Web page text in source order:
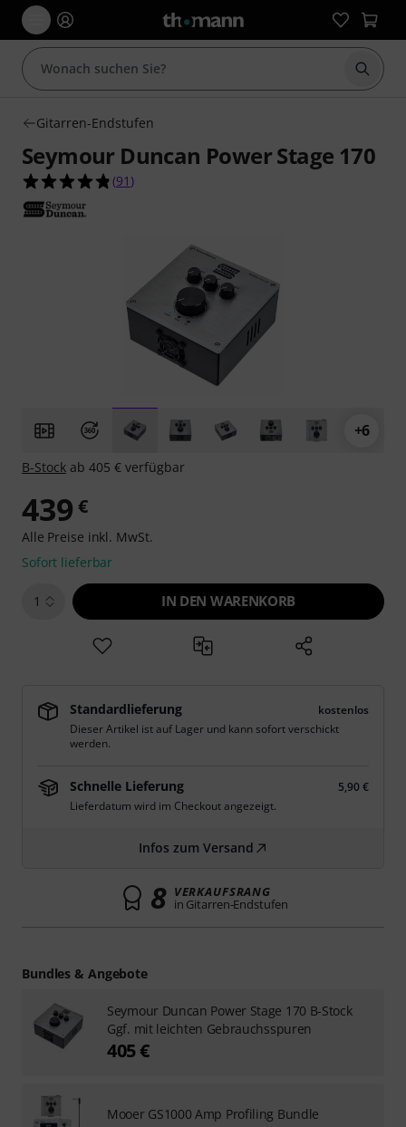
Suche
Gitarren-Endstufen
Seymour Duncan Power Stage 170
4.8 von 5 Sternen aus 91 Kundenbewertungen
(91 )
+6
B-Stock ab 405 € verfügbar
439 €
Alle Preise inkl. MwSt.
Sofort lieferbar
1 IN DEN WARENKORB
Standardlieferung
kostenlos
Dieser Artikel ist auf Lager und kann sofort verschickt
werden.
Schnelle Lieferung
5,90 €
Lieferdatum wird im Checkout angezeigt.
Infos zum Versand
8 VERKAUFSRANG
in Gitarren-Endstufen
Bundles & Angebote
Seymour Duncan Power Stage 170 B-Stock
Ggf. mit leichten Gebrauchsspuren
405 €
Mooer GS1000 Amp Profiling Bundle